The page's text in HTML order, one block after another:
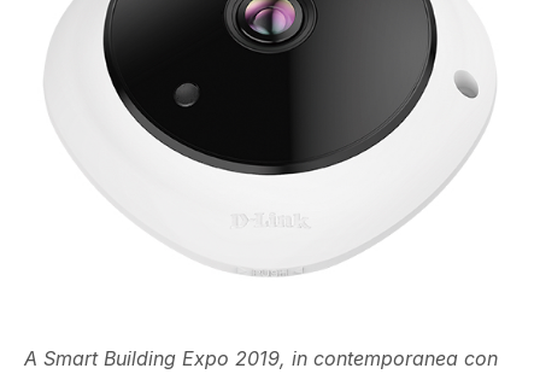
A Smart Building Expo 2019, in contemporanea con